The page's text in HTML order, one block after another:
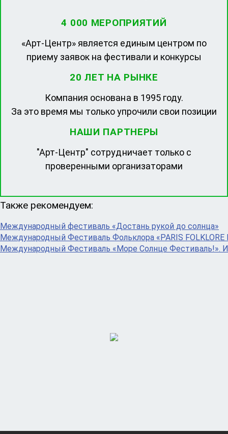
4 000 МЕРОПРИЯТИЙ
«Арт-Центр» является единым центром по
приему заявок на фестивали и конкурсы
20 ЛЕТ НА РЫНКЕ
Компания основана в 1995 году.
За это время мы только упрочили свои позиции
НАШИ ПАРТНЕРЫ
"Арт-Центр" сотрудничает только с
проверенными организаторами
Также рекомендуем:
Международный фестиваль «Достань рукой до солнца»
Международный Фестиваль Фольклора «PARIS FOLKLORE
Международный Фестиваль «Море Солнце Фестиваль!».